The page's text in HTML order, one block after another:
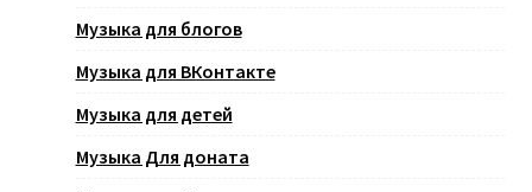
Музыка для блогов
Музыка для ВКонтакте
Музыка для детей
Музыка Для доната